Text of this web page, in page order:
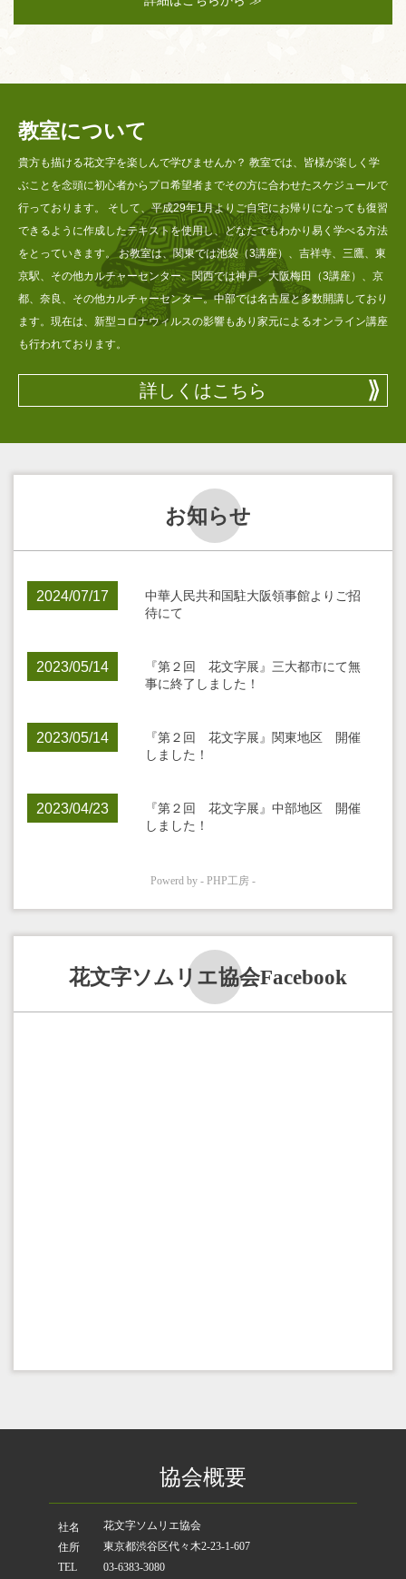
教室について
貴方も描ける花文字を楽しんで学びませんか？ 教室では、皆様が楽しく学
ぶことを念頭に初心者からプロ希望者までその方に合わせたスケジュールで
行っております。 そして、平成29年1月よりご自宅にお帰りになっても復習
できるように作成したテキストを使用し、どなたでもわかり易く学べる方法
をとっていきます。 お教室は、関東では池袋（3講座）、吉祥寺、三鷹、東
京駅、その他カルチャーセンター。関西では神戸、大阪梅田（3講座）、京
都、奈良、その他カルチャーセンター。中部では名古屋と多数開講しており
ます。現在は、新型コロナウィルスの影響もあり家元によるオンライン講座
も行われております。
詳しくはこちら
お知らせ
花文字ソムリエ協会Facebook
協会概要
社名
花文字ソムリエ協会
住所
東京都渋谷区代々木2-23-1-607
TEL
03-6383-3080